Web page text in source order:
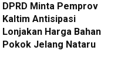
DPRD Minta Pemprov
Kaltim Antisipasi
Lonjakan Harga Bahan
Pokok Jelang Nataru